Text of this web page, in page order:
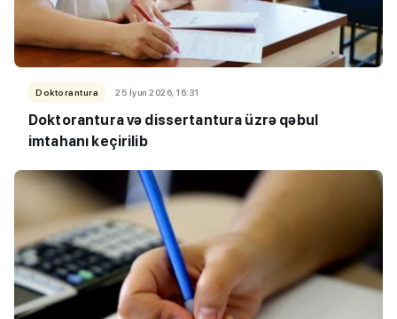
Doktorantura 25 İyun 2026, 16:31
Doktorantura və dissertantura üzrə qəbul
imtahanı keçirilib